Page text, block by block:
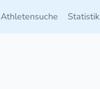
Athletensuche Statistik